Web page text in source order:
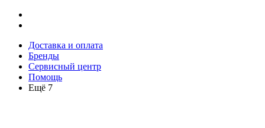
Доставка и оплата
Бренды
Сервисный центр
Помощь
Ещё 7